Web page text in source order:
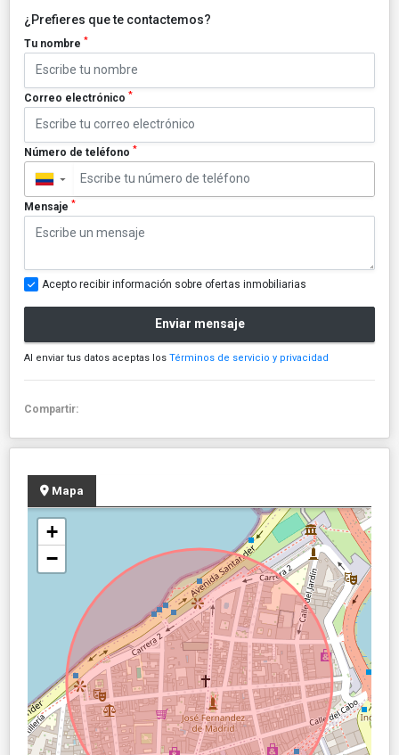
¿Prefieres que te contactemos?
Tu nombre *
Correo electrónico *
Número de teléfono *
▼
Mensaje *
Acepto recibir información sobre ofertas inmobiliarias
Enviar mensaje
Al enviar tus datos aceptas los Términos de servicio y privacidad
Compartir:
Mapa
+
−